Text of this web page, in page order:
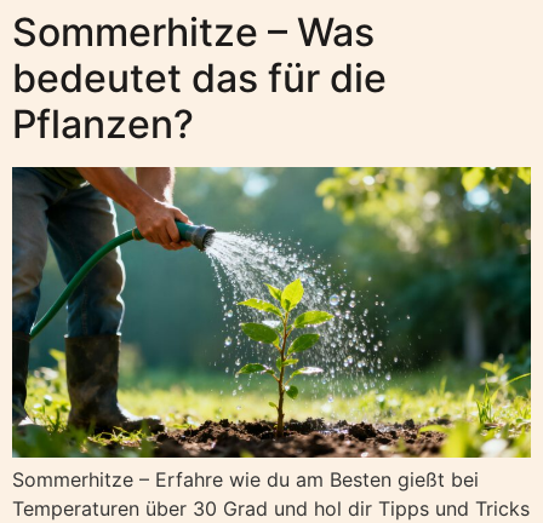
Sommerhitze – Was
bedeutet das für die
Pflanzen?
Sommerhitze – Erfahre wie du am Besten gießt bei
Temperaturen über 30 Grad und hol dir Tipps und Tricks